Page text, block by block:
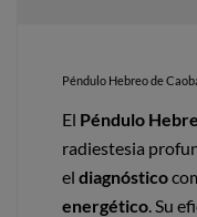
Péndulo Hebreo de
El Péndulo
radiestesia
el diagnóstico
energético. Su